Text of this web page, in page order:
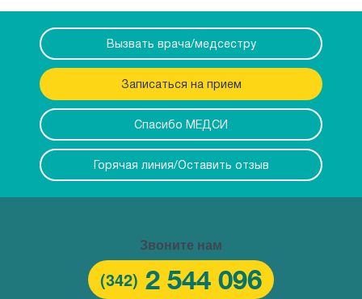
Вызвать врача/медсестру
Записаться на прием
Спасибо МЕДСИ
Горячая линия/Оставить отзыв
Звоните нам
(342) 2 544 096